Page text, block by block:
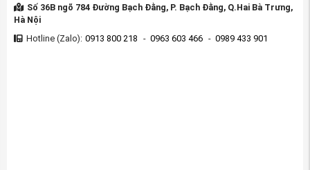
Số 36B ngõ 784 Đường Bạch Đằng, P. Bạch Đằng, Q.Hai Bà Trưng,
Hà Nội
Hotline (Zalo): 0913 800 218 - 0963 603 466 - 0989 433 901